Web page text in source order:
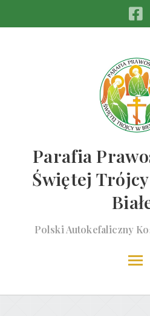
Parafia
Świętej
Polski Autokefaliczny